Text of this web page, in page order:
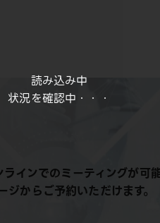
読み込み中
状況を確認中・・・
インでのミーティングが可能
ジからご予約いただけます。